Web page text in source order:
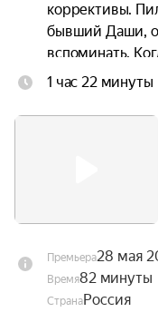
коррективы.
бывший Даши, о
вспоминать.
троим
— но
1 час 22 минуты
Премьера28 мая
Время82 минуты
СтранаРоссия